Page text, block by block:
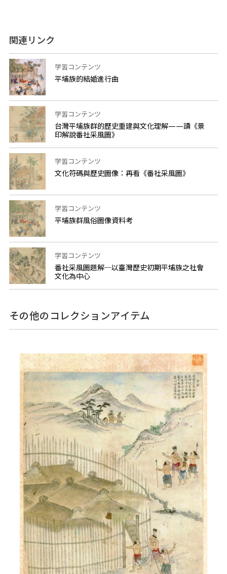
関連リンク
学習コンテンツ
平埔族的結婚進行曲
学習コンテンツ
台灣平埔族群的歷史重建與文化理解——讀《景
印解說番社采風圖》
学習コンテンツ
文化符碼與歷史圖像：再看《番社采風圖》
学習コンテンツ
平埔族群風俗圖像資料考
学習コンテンツ
番社采風圖題解─以臺灣歷史初期平埔族之社會
文化為中心
その他のコレクションアイテム